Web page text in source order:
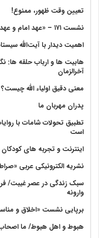
تعیین وقت ظهور، ممنوع!
نشست ۱۷۱ – «عهد امام و عهد با امام عصر(عج)»
اهمیت دیدار با آیت‌الله
هابیت ها و ارباب حلقه ها:
آخرالزمان
معنی دقیق اولیاء الله چیست؟
پدران مهربان ما
تطبیق تحولات شامات با
است
اینترنت و تجربه های کودکان
نشریه الکترونیکی عربی
سبک زندگی در عصر غیبت/
وارونه
برپایی نشست «اخلاق و
هبوط و اهل هبوط/ ما